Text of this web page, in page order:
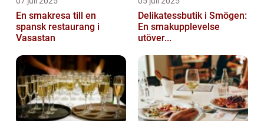
En smakresa till en
spansk restaurang i
Vasastan
Delikatessbutik i Smögen:
En smakupplevelse
utöver...